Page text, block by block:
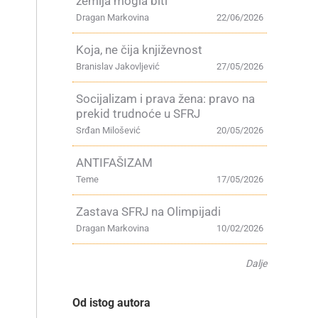
22/06/2026
Dragan Markovina
Koja, ne čija književnost
27/05/2026
Branislav Jakovljević
Socijalizam i prava žena: pravo na
prekid trudnoće u SFRJ
20/05/2026
Srđan Milošević
ANTIFAŠIZAM
17/05/2026
Teme
Zastava SFRJ na Olimpijadi
10/02/2026
Dragan Markovina
Dalje
Od istog autora